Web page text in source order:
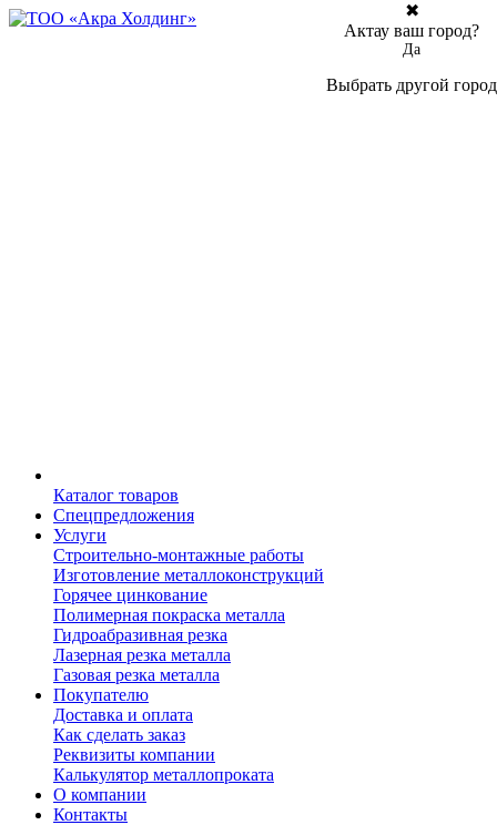
Каталог товаров
Спецпредложения
Услуги
Строительно-монтажные работы
Изготовление металлоконструкций
Горячее цинкование
Полимерная покраска металла
Гидроабразивная резка
Лазерная резка металла
Газовая резка металла
Покупателю
Доставка и оплата
Как сделать заказ
Реквизиты компании
Калькулятор металлопроката
О компании
Контакты
✖
Актау ваш город?
Да
Выбрать другой город